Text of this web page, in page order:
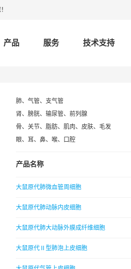
产品 服务 技术支持
肺、气管、支气管
肾、膀胱、输尿管、前列腺
骨、关节、脂肪、肌肉、皮肤、毛发
眼、耳、鼻、喉、口腔
产品名称
大鼠原代肺微血管周细胞
大鼠原代肺动脉内皮细胞
大鼠原代肺大动脉外膜成纤维细胞
大鼠原代Ⅱ型肺泡上皮细胞